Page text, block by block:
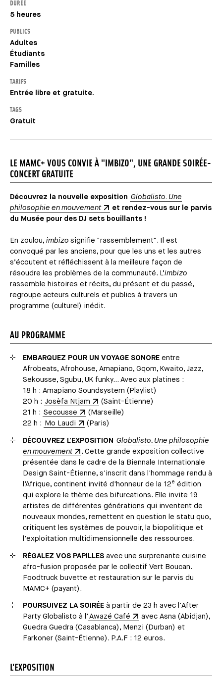
DURÉE
5 heures
PUBLICS
Adultes
Étudiants
Familles
TARIFS
Entrée libre et gratuite.
TAGS
Gratuit
LE MAMC+ VOUS CONVIE À "IMBIZO", UNE GRANDE SOIRÉE-
CONCERT GRATUITE
Découvrez la nouvelle exposition Globalisto. Une
philosophie en mouvement
et rendez-vous sur le parvis
du Musée pour des DJ sets bouillants !
En zoulou, imbizo signifie "rassemblement". Il est
convoqué par les anciens, pour que les uns et les autres
s’écoutent et réfléchissent à la meilleure façon de
résoudre les problèmes de la communauté. L’imbizo
rassemble histoires et récits, du présent et du passé,
regroupe acteurs culturels et publics à travers un
programme (culturel) inédit.
AU PROGRAMME
EMBARQUEZ POUR UN VOYAGE SONORE entre
Afrobeats, Afrohouse, Amapiano, Gqom, Kwaito, Jazz,
Sekousse, Sgubu, UK funky… Avec aux platines :
18 h : Amapiano Soundsystem (Playlist)
20 h : Josèfa Ntjam
(Saint-Étienne)
21 h : Secousse
(Marseille)
22 h : Mo Laudi
(Paris)
DÉCOUVREZ L'EXPOSITION Globalisto. Une philosophie
en mouvement
. Cette grande exposition collective
présentée dans le cadre de la Biennale Internationale
Design Saint-Étienne, s'inscrit dans l'hommage rendu à
l’Afrique, continent invité d'honneur de la 12e édition
qui explore le thème des bifurcations. Elle invite 19
artistes de différentes générations qui inventent de
nouveaux mondes, remettent en question le statu quo,
critiquent les systèmes de pouvoir, la biopolitique et
l’exploitation multidimensionnelle des ressources.
RÉGALEZ VOS PAPILLES avec une surprenante cuisine
afro-fusion proposée par le collectif Vert Boucan.
Foodtruck buvette et restauration sur le parvis du
MAMC+ (payant).
POURSUIVEZ LA SOIRÉE à partir de 23 h avec l'After
Party Globalisto à l’Awazé Café
avec Asna (Abidjan),
Guedra Guedra (Casablanca), Menzi (Durban) et
Farkoner (Saint-Étienne). P.A.F : 12 euros.
L'EXPOSITION